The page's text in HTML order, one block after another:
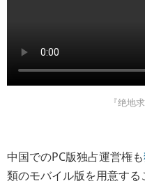
『绝地
中国でのPC版独占運営権も
類のモバイル版を用意す